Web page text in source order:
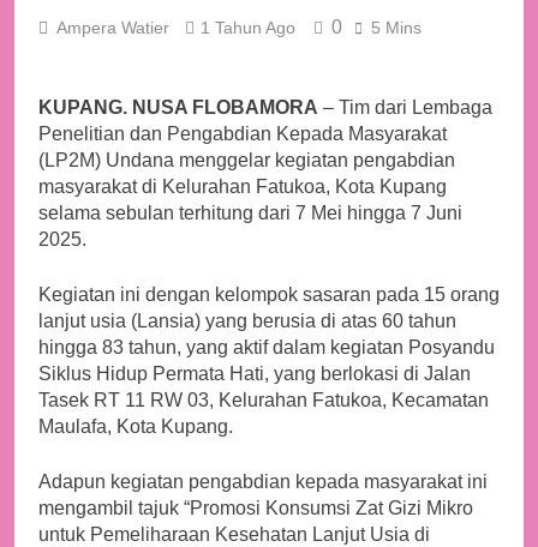
Ampera Watier 1 Tahun Ago 0 5 Mins
KUPANG. NUSA FLOBAMORA – Tim dari Lembaga
Penelitian dan Pengabdian Kepada Masyarakat
(LP2M) Undana menggelar kegiatan pengabdian
masyarakat di Kelurahan Fatukoa, Kota Kupang
selama sebulan terhitung dari 7 Mei hingga 7 Juni
2025.
Kegiatan ini dengan kelompok sasaran pada 15 orang
lanjut usia (Lansia) yang berusia di atas 60 tahun
hingga 83 tahun, yang aktif dalam kegiatan Posyandu
Siklus Hidup Permata Hati, yang berlokasi di Jalan
Tasek RT 11 RW 03, Kelurahan Fatukoa, Kecamatan
Maulafa, Kota Kupang.
Adapun kegiatan pengabdian kepada masyarakat ini
mengambil tajuk “Promosi Konsumsi Zat Gizi Mikro
untuk Pemeliharaan Kesehatan Lanjut Usia di